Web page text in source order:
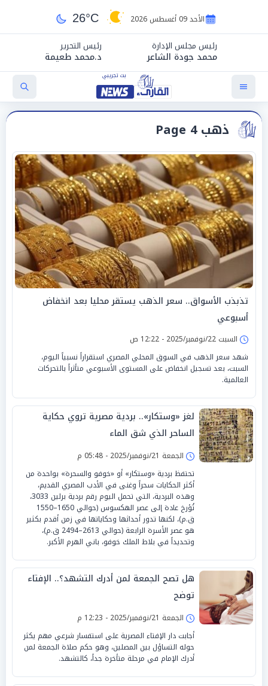
الأحد 09 أغسطس 2026 26°C
رئيس مجلس الإدارة
محمد جودة الشاعر
رئيس التحرير
د.محمد طعيمة
ذهب Page 4
تذبذب الأسواق.. سعر الذهب يستقر محليا بعد انخفاض
أسبوعي
السبت 22/نوفمبر/2025 - 12:22 ص
شهد سعر الذهب في السوق المحلي المصري استقراراً نسبياً اليوم،
السبت، بعد تسجيل انخفاض على المستوى الأسبوعي متأثراً بالتحركات
العالمية.
لغز «وستكار».. بردية مصرية تروي حكاية
الساحر الذي شق الماء
الجمعة 21/نوفمبر/2025 - 05:48 م
تحتفظ بردية «وستكار» أو «خوفو والسحرة» بواحدة من
أكثر الحكايات سحراً وغنى في الأدب المصري القديم،
وهذه البردية، التي تحمل اليوم رقم بردية برلين 3033،
تُؤرخ عادة إلى عصر الهكسوس (حوالي 1650–1550
ق.م)، لكنها تدور أحداثها وحكاياتها في زمن أقدم بكثير
هو عصر الأسرة الرابعة (حوالي 2613–2494 ق.م)،
وتحديداً في بلاط الملك خوفو، باني الهرم الأكبر.
هل تصح الجمعة لمن أدرك التشهد؟.. الإفتاء
توضح
الجمعة 21/نوفمبر/2025 - 12:23 م
أجابت دار الإفتاء المصرية على استفسار شرعي مهم يكثر
حوله التساؤل بين المصلين، وهو حكم صلاة الجمعة لمن
أدرك الإمام في مرحلة متأخرة جداً، كالتشهد.